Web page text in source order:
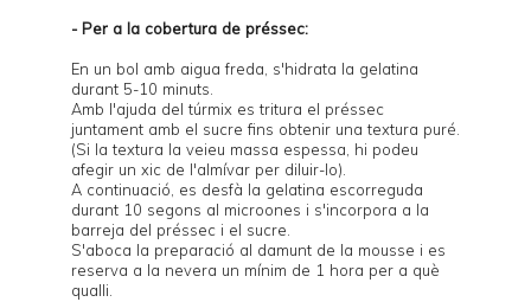
- Per a la cobertura de préssec:
En un bol amb aigua freda, s'hidrata la gelatina
durant 5-10 minuts.
Amb l'ajuda del túrmix es tritura el préssec
juntament amb el sucre fins obtenir una textura puré.
(Si la textura la veieu massa espessa, hi podeu
afegir un xic de l'almívar per diluir-lo).
A continuació, es desfà la gelatina escorreguda
durant 10 segons al microones i s'incorpora a la
barreja del préssec i el sucre.
S'aboca la preparació al damunt de la mousse i es
reserva a la nevera un mínim de 1 hora per a què
qualli.